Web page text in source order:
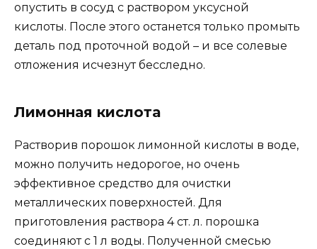
опустить в сосуд с раствором уксусной
кислоты. После этого останется только промыть
деталь под проточной водой – и все солевые
отложения исчезнут бесследно.
Лимонная кислота
Растворив порошок лимонной кислоты в воде,
можно получить недорогое, но очень
эффективное средство для очистки
металлических поверхностей. Для
приготовления раствора 4 ст. л. порошка
соединяют с 1 л воды. Полученной смесью